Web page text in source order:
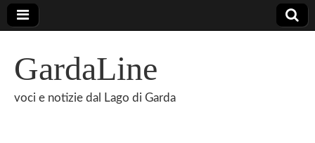
GardaLine
voci e notizie dal Lago di Garda